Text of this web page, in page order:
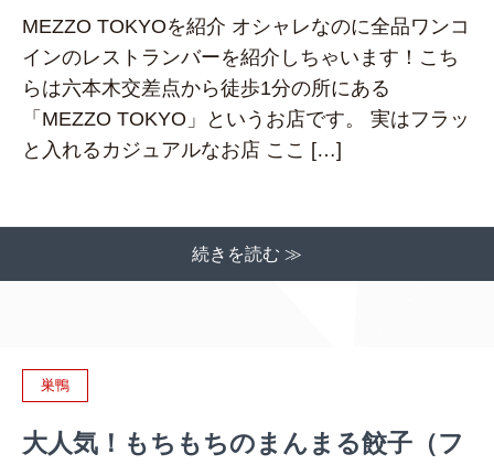
MEZZO TOKYOを紹介 オシャレなのに全品ワンコ
インのレストランバーを紹介しちゃいます！こち
らは六本木交差点から徒歩1分の所にある
「MEZZO TOKYO」というお店です。 実はフラッ
と入れるカジュアルなお店 ここ […]
続きを読む ≫
巣鴨
大人気！もちもちのまんまる餃子（フ